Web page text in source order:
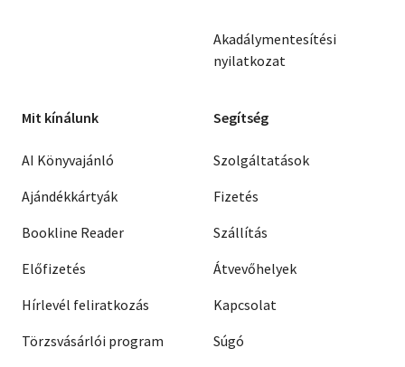
Akadálymentesítési
nyilatkozat
Mit kínálunk
AI Könyvajánló
Ajándékkártyák
Bookline Reader
Előfizetés
Hírlevél feliratkozás
Törzsvásárlói program
Segítség
Szolgáltatások
Fizetés
Szállítás
Átvevőhelyek
Kapcsolat
Súgó